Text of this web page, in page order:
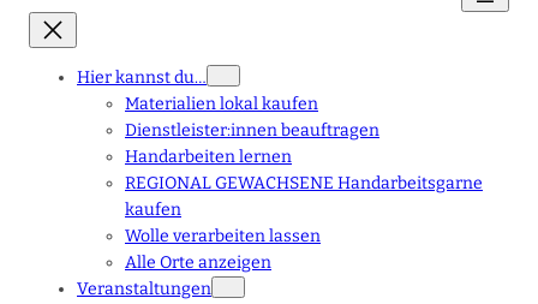
Hier kannst du…
Materialien lokal kaufen
Dienstleister:innen beauftragen
Handarbeiten lernen
REGIONAL GEWACHSENE Handarbeitsgarne
kaufen
Wolle verarbeiten lassen
Alle Orte anzeigen
Veranstaltungen